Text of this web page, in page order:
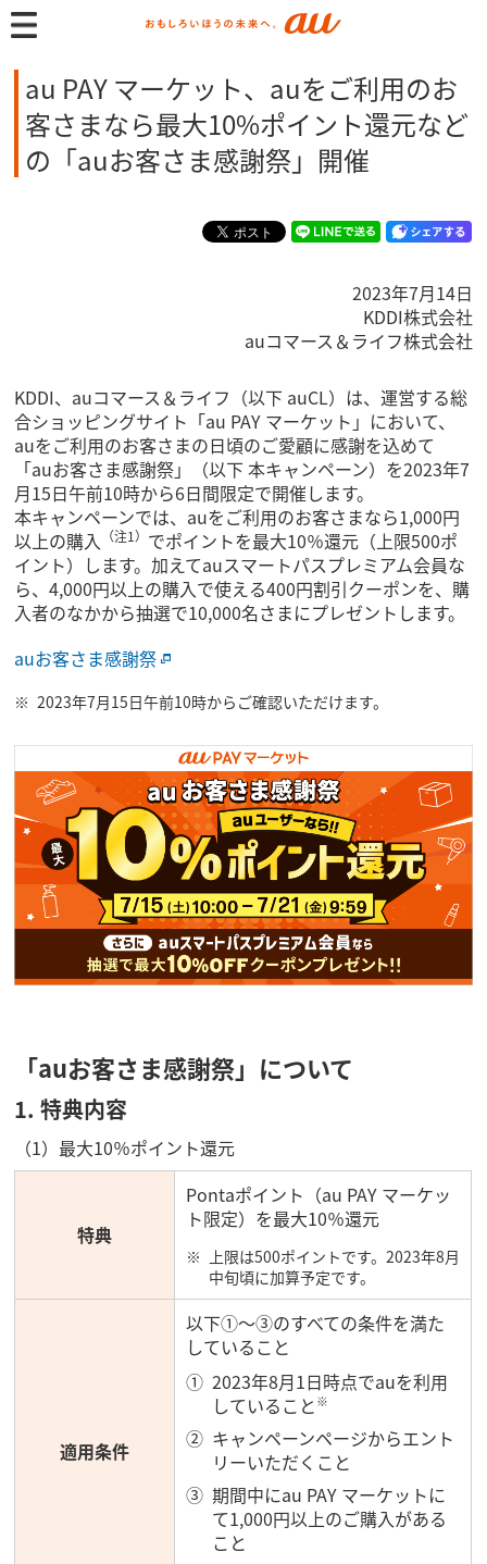
au PAY マーケット、auをご利用のお
客さまなら最大10%ポイント還元など
の「auお客さま感謝祭」開催
2023年7月14日
KDDI株式会社
auコマース＆ライフ株式会社
KDDI、auコマース＆ライフ（以下 auCL）は、運営する総
合ショッピングサイト「au PAY マーケット」において、
auをご利用のお客さまの日頃のご愛顧に感謝を込めて
「auお客さま感謝祭」（以下 本キャンペーン）を2023年7
月15日午前10時から6日間限定で開催します。
本キャンペーンでは、auをご利用のお客さまなら1,000円
以上の購入 （注1） でポイントを最大10％還元（上限500ポ
イント）します。加えてauスマートパスプレミアム会員な
ら、4,000円以上の購入で使える400円割引クーポンを、購
入者のなかから抽選で10,000名さまにプレゼントします。
auお客さま感謝祭
2023年7月15日午前10時からご確認いただけます。
「auお客さま感謝祭」について
1. 特典内容
（1）最大10％ポイント還元
特典
Pontaポイント（au PAY マーケッ
ト限定）を最大10％還元
上限は500ポイントです。2023年8月
中旬頃に加算予定です。
適用条件
以下①～③のすべての条件を満た
していること
2023年8月1日時点でauを利用
していること ※
キャンペーンページからエント
リーいただくこと
期間中にau PAY マーケットに
て1,000円以上のご購入がある
こと